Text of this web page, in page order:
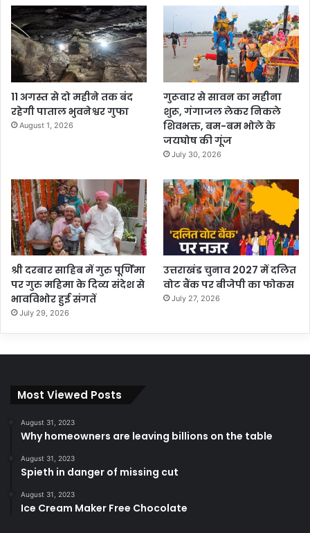
11 अगस्त से दो महीने तक बंद
रहेगी पाताल भुवनेश्वर गुफा
August 1, 2026
गुरूवार से सावन का महीना
शुरू, गंगाजल लेकर निकले
शिवभक्त, बम-बम भोले के
जयघोष की गूंज
July 30, 2026
श्री दरबार साहिब में गुरु पूर्णिमा
पर गुरु महिमा के दिव्य संदेश से
भावविभोर हुई संगतें
July 29, 2026
उत्तराखंड चुनाव 2027 में दलित
वोट बैंक पर बीजेपी का फोकस
July 27, 2026
Most Viewed Posts
August 31, 2023
Why homeowners are leaving billions on the table
August 31, 2023
Spieth in danger of missing cut
August 31, 2023
Ice Cream Maker Free Chocolate